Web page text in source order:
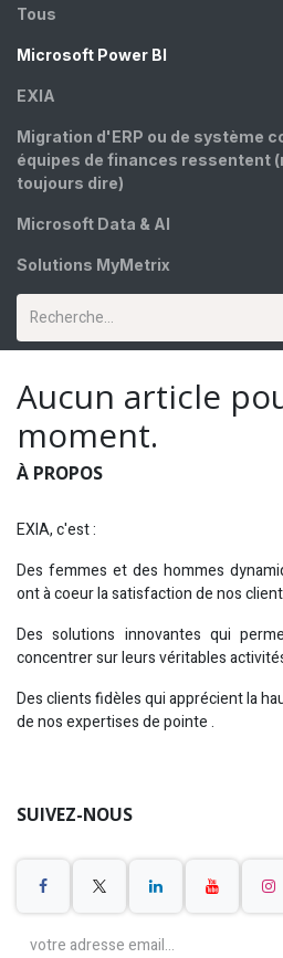
Tous
Microsoft Power BI
EXIA
Migration d'ERP ou de système
équipes de finances ressentent
toujours dire)
Microsoft Data & AI
Solutions MyMetrix
Aucun article
moment.
À PROPOS
EXIA, c'est :
Des femmes et des hommes
ont à coeur la satisfaction de nos
Des solutions innovantes qui
concentrer sur leurs véritables
Des clients fidèles qui apprécient la
de nos expertises de pointe.
SUIVEZ-NOUS